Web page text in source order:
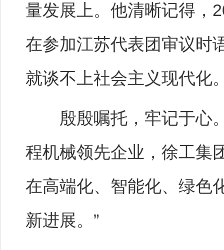
量发展上。他清晰记得，
在参加江苏代表团审议时
就谈不上社会主义现代化
殷殷嘱托，牢记于心。
程机械领先企业，徐工集
在高端化、智能化、绿色
新进展。”